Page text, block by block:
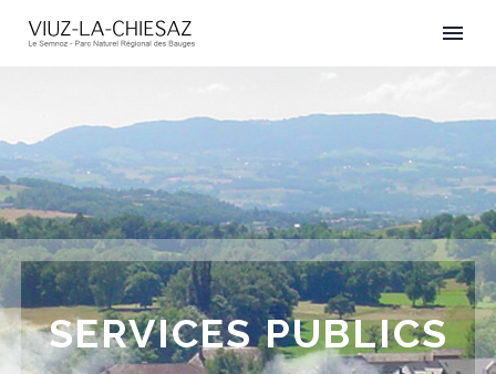
SERVICES PUBLICS